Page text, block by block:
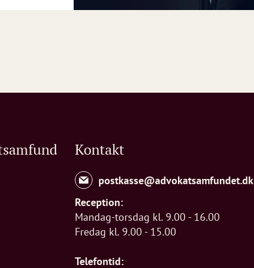
Kontakt
postkasse@advokatsamfundet.dk
Reception:
Mandag-torsdag kl. 9.00 - 16.00
Fredag kl. 9.00 - 15.00
Telefontid: